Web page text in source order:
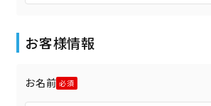
お客様情報
お名前